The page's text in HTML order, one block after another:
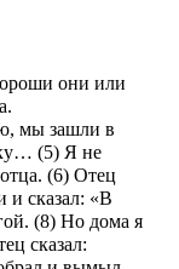
они или
мы зашли в
(5) Я не
(6) Отец
и сказал: «В
(8) Но дома я
сказал: